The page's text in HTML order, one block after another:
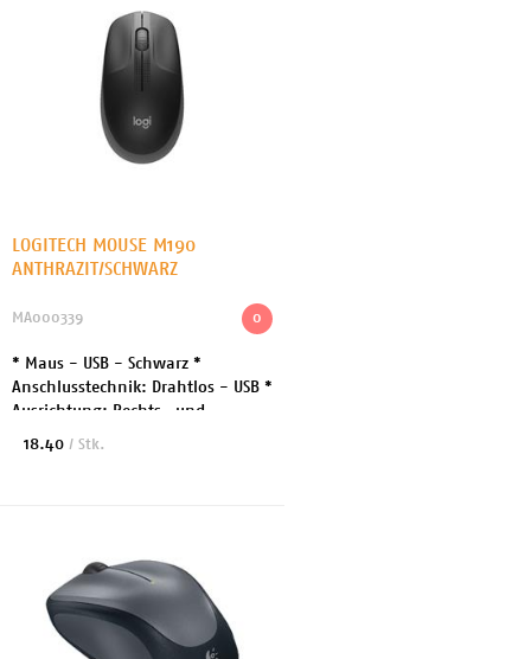
LOGITECH MOUSE M190
ANTHRAZIT/SCHWARZ
0
MA000339
* Maus - USB - Schwarz *
Anschlusstechnik: Drahtlos - USB *
Ausrichtung: Rechts- und
linkshändig * Kabelloser
18.40 / Stk.